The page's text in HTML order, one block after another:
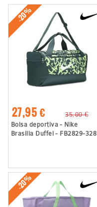
-20%
27,95 €
35,00 €
Bolsa deportiva - Nike
Brasilia Duffel - FB2829-328
-20%